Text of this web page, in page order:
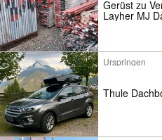
Gerüst zu
Layher MJ
Urspringen
Thule